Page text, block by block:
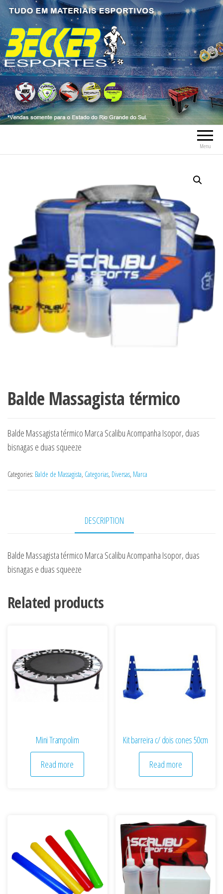
Becker Esportes
Tudo em Material Esportivo tais como
bolas, meia, troféus, chuteiras, tênis, tênis
futsal, material esportivo, caneleiras,
tornozeleiras, fardamentos.
Menu
Balde Massagista térmico
Balde Massagista térmico Marca Scalibu Acompanha Isopor, duas
bisnagas e duas squeeze
Categories: Balde de Massagista, Categorias, Diversas, Marca
DESCRIPTION
Balde Massagista térmico Marca Scalibu Acompanha Isopor, duas
bisnagas e duas squeeze
Related products
Mini Trampolim
Read more
Kit barreira c/ dois cones 50cm
Read more